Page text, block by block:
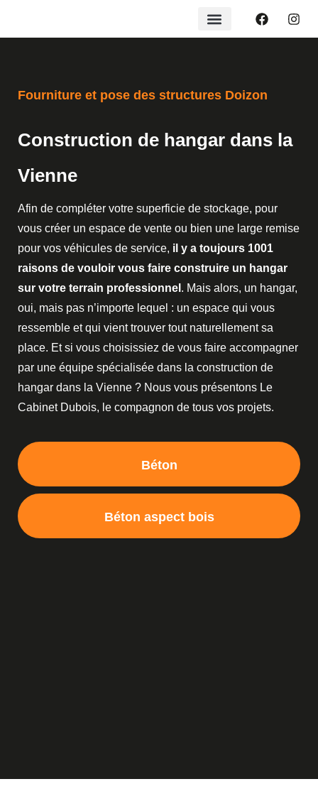
Fourniture et pose des structures Doizon
Construction de hangar dans la
Vienne
Afin de compléter votre superficie de stockage, pour
vous créer un espace de vente ou bien une large remise
pour vos véhicules de service, il y a toujours 1001
raisons de vouloir vous faire construire un hangar
sur votre terrain professionnel . Mais alors, un hangar,
oui, mais pas n’importe lequel : un espace qui vous
ressemble et qui vient trouver tout naturellement sa
place. Et si vous choisissiez de vous faire accompagner
par une équipe spécialisée dans la construction de
hangar dans la Vienne ? Nous vous présentons Le
Cabinet Dubois, le compagnon de tous vos projets.
Béton
Béton aspect bois